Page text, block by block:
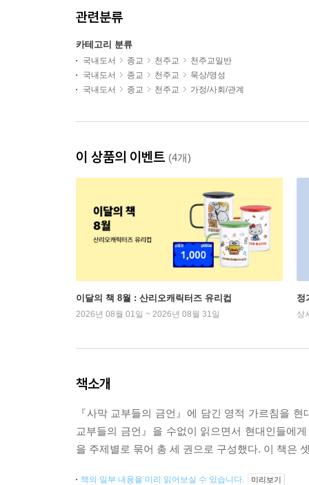
관련분류
카테고리 분류
국내도서 종교 천주교
천주교일반
국내도서
종교 천주교
묵상/영성
국내도서
종교 천주교 가정/사회/관계
이 상품의 이벤트 (4개)
이달의 책 8월 : 산리오캐릭터즈 유리컵
2026년 08월 01일 ~ 2026년 08월 31일
정
상
책소개
『사막 교부들의 금언』에 담긴 영적 가르침을
교부들의 금언』을 수없이 읽으면서 현대인들에
을 주제별로 묶어 총 세 권으로 구성했다. 이 책은
책의 일부 내용을 미리 읽어보실 수 있습니다. 미리보기